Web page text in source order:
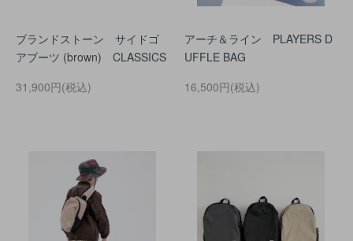
ブランドストーン サイドゴ
アブーツ (brown) CLASSICS
31,900円(税込)
アーチ＆ライン PLAYERS D
UFFLE BAG
16,500円(税込)